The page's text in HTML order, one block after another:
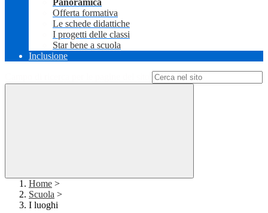
Panoramica
Offerta formativa
Le schede didattiche
I progetti delle classi
Star bene a scuola
Inclusione
Home >
Scuola >
I luoghi